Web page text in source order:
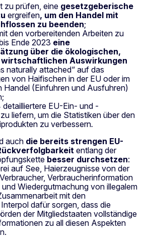
zu prüfen, eine gesetzgeberische
ergreifen, um den Handel mit
zu beenden;
den vorbereitenden Arbeiten zu
Ende 2023 eine
über die ökologischen,
wirtschaftlichen Auswirkungen
naturally attached“ auf das
von Haifischen in der EU oder im
Handel (Einfuhren und Ausfuhren)
EU-Ein- und -
liefern, um die Statistiken über den
zu verbessern.
auch die bereits strengen EU-
entlang der
besser durchsetzen:
auf See, Haierzeugnisse von der
Verbraucherinformation
Wiedergutmachung von illegalem
mit den
dafür sorgen, dass die
der Mitgliedstaaten vollständige
zu all diesen Aspekten